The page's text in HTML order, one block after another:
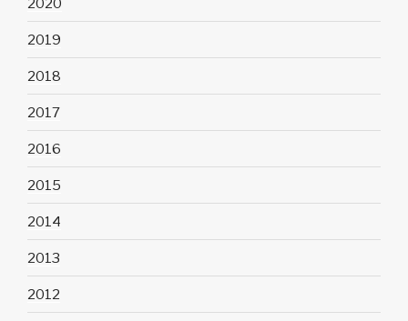
2019
2018
2017
2016
2015
2014
2013
2012